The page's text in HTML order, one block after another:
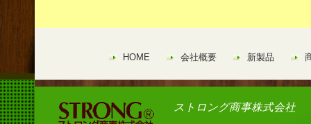
HOME 会社概要 新製品
ストロング商事株式会社